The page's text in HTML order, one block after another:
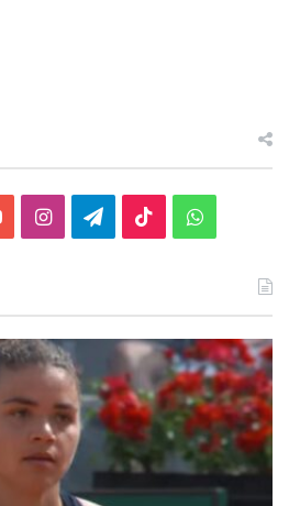
You InstagramTelegram
TikTok